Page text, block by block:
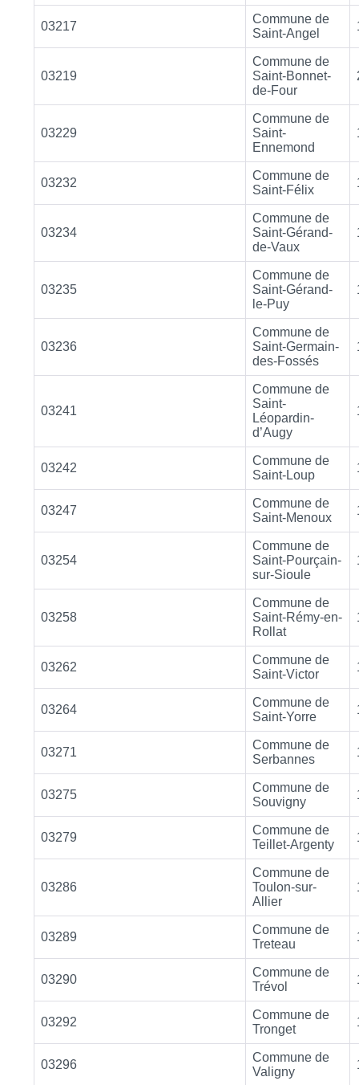
03217
Commune de
Saint-Angel
03219
Commune de
Saint-Bonnet-
de-Four
03229
Commune de
Saint-
Ennemond
03232
Commune de
Saint-Félix
03234
Commune de
Saint-Gérand-
de-Vaux
03235
Commune de
Saint-Gérand-
le-Puy
03236
Commune de
Saint-Germain-
des-Fossés
03241
Commune de
Saint-
Léopardin-
d’Augy
03242
Commune de
Saint-Loup
03247
Commune de
Saint-Menoux
03254
Commune de
Saint-Pourçain-
sur-Sioule
03258
Commune de
Saint-Rémy-en-
Rollat
03262
Commune de
Saint-Victor
03264
Commune de
Saint-Yorre
03271
Commune de
Serbannes
03275
Commune de
Souvigny
03279
Commune de
Teillet-Argenty
03286
Commune de
Toulon-sur-
Allier
03289
Commune de
Treteau
03290
Commune de
Trévol
03292
Commune de
Tronget
03296
Commune de
Valigny